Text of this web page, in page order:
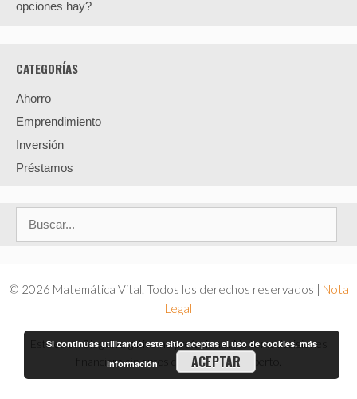
opciones hay?
CATEGORÍAS
Ahorro
Emprendimiento
Inversión
Préstamos
© 2026 Matemática Vital. Todos los derechos reservados | Nota
Legal
Este es un Blog divulgativo no profesional. No tome decisiones
financiera sin antes consultar a un experto.
Si continuas utilizando este sitio aceptas el uso de cookies. más
información
ACEPTAR